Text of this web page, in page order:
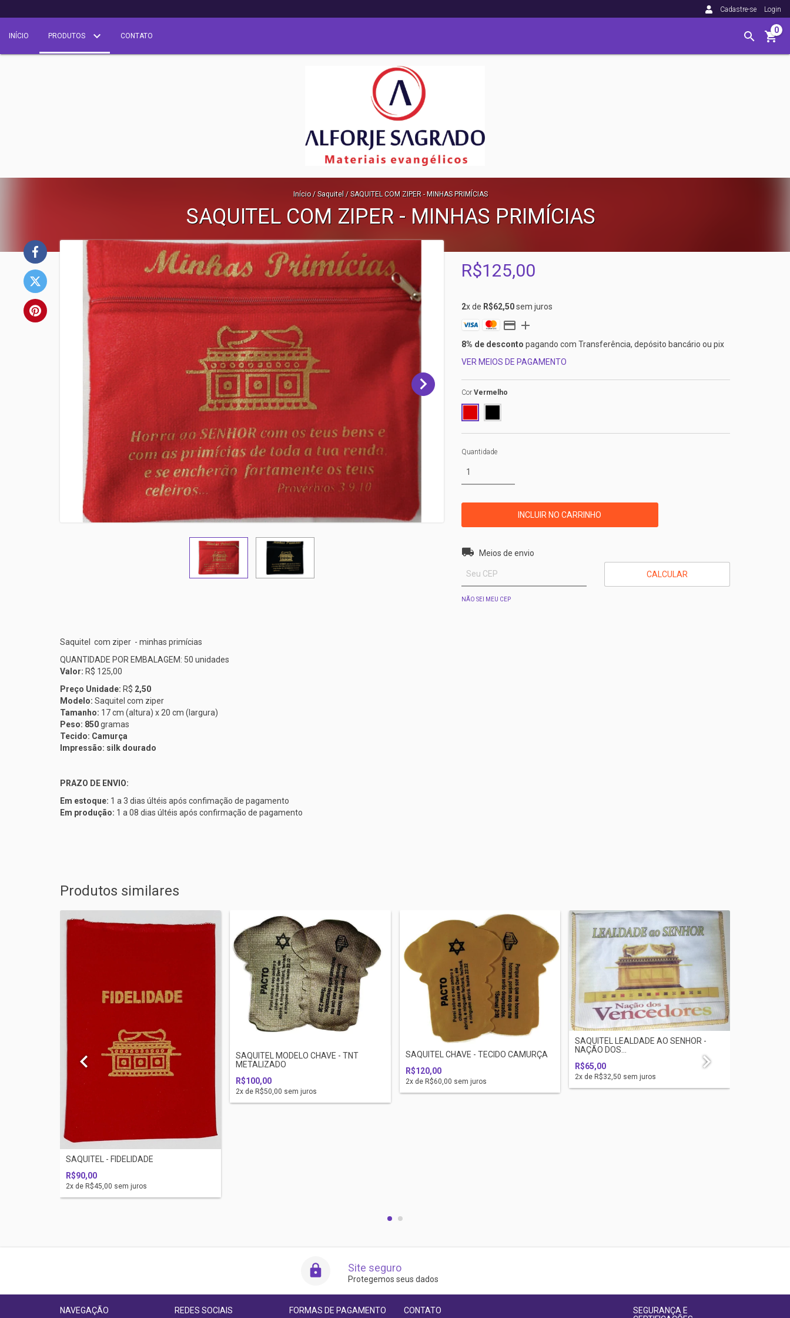
Cadastre-se Login
INÍCIO PRODUTOS CONTATO
0
Início / Saquitel / SAQUITEL COM ZIPER - MINHAS PRIMÍCIAS
SAQUITEL COM ZIPER - MINHAS PRIMÍCIAS
R$125,00
2x de R$62,50sem juros
8% de desconto pagando com Transferência, depósito bancário ou pix
VER MEIOS DE PAGAMENTO
Cor Vermelho
Quantidade
Entregas para o CEP:
Meios de envio
CALCULAR
NÃO SEI MEU CEP
Saquitel com ziper - minhas primícias
QUANTIDADE POR EMBALAGEM: 50 unidades
Valor: R$ 125,00
Preço Unidade: R$ 2,50
Modelo: Saquitel com ziper
Tamanho: 17 cm (altura) x 20 cm (largura)
Peso: 850gramas
Tecido: Camurça
Impressão: silk dourado
PRAZO DE ENVIO:
Em estoque: 1 a 3 dias últéis após confimação de pagamento
Em produção: 1 a 08 dias últéis após confirmação de pagamento
Produtos similares
SAQUITEL - FIDELIDADE
R$90,00
2x de R$45,00 sem juros
SAQUITEL MODELO CHAVE - TNT
METALIZADO
R$100,00
2x de R$50,00 sem juros
SAQUITEL CHAVE - TECIDO CAMURÇA
R$120,00
2x de R$60,00 sem juros
SAQUITEL LEALDADE AO SENHOR -
NAÇÃO DOS...
R$65,00
2x de R$32,50 sem juros
Site seguro
Protegemos seus dados
NAVEGAÇÃO REDES SOCIAIS FORMAS DE PAGAMENTO CONTATO
SEGURANÇA E